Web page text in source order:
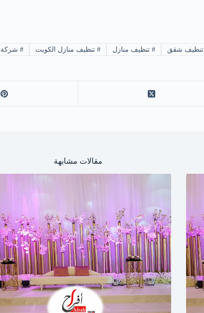
تنظيف شقق # تنظيف منازل #تنظيف منازل الكويت #شركة
مقالات مشابهة